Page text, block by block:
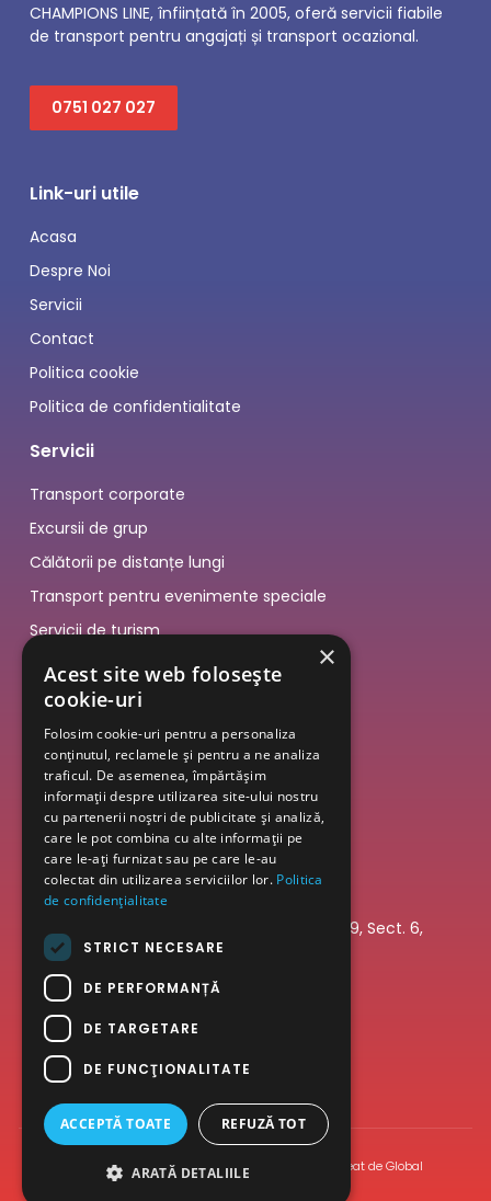
CHAMPIONS LINE, înființată în 2005, oferă servicii fiabile
de transport pentru angajați și transport ocazional.
0751 027 027
Link-uri utile
Acasa
Despre Noi
Servicii
Contact
Politica cookie
Politica de confidentialitate
Servicii
Transport corporate
Excursii de grup
Călătorii pe distanțe lungi
Transport pentru evenimente speciale
Servicii de turism
Date de contact
Bdul Iuliu Maniu nr 65, Bl 7P, Sc 11, Ap 349, Sect. 6,
Bucuresti
champions.line(at)yahoo(dot)com
+40751027027
Urmărește-ne:
© 2024 Champions Line. Toate Drepturile Rezervate. Creat deGlobal
×
Acest site web folosește
cookie-uri
Folosim cookie-uri pentru a personaliza
conținutul, reclamele și pentru a ne analiza
traficul. De asemenea, împărtășim
informații despre utilizarea site-ului nostru
cu partenerii noștri de publicitate și analiză,
care le pot combina cu alte informații pe
care le-ați furnizat sau pe care le-au
colectat din utilizarea serviciilor lor. Politica
de confidențialitate
STRICT NECESARE
DE PERFORMANȚĂ
DE TARGETARE
DE FUNCŢIONALITATE
ACCEPTĂ TOATE REFUZĂ TOT
ARATĂ DETALIILE